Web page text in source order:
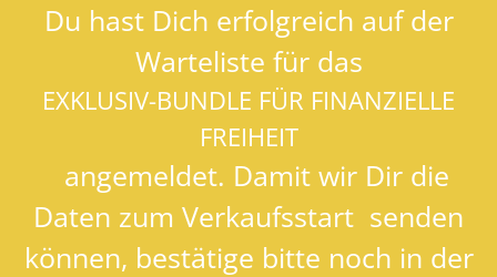
Du hast Dich erfolgreich auf der
Warteliste für das
EXKLUSIV-BUNDLE FÜR FINANZIELLE
FREIHEIT
angemeldet. Damit wir Dir die
Daten zum Verkaufsstart senden
können, bestätige bitte noch in der